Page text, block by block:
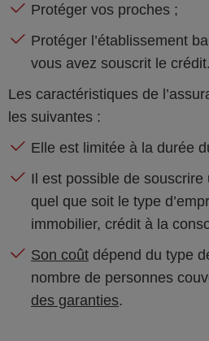
Protéger vos proches ;
Protéger l’établissement
vous avez souscrit le crédit.
Les caractéristiques de
les suivantes :
Elle est limitée à la durée
Il est possible de
quel que soit le type
immobilier, crédit à la
Son coût dépend du type
nombre de personnes
des garanties.